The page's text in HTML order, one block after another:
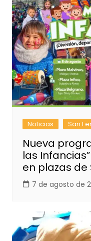
Noticias San
Nueva
las
en plazas de
7 de agosto de